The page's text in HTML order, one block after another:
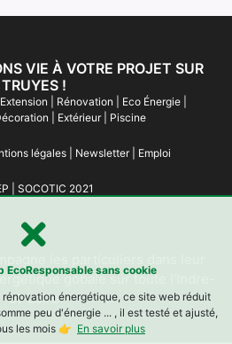
EcoResponsable sans cookie
énergétique, ce site web réduit
peu d'énergie ... , il est testé et ajusté,
les mois 👉 En savoir plus
VIE À VOTRE PROJET SUR
TRUYES !
Extension Rénovation Eco Énergie
Extérieur| Piscine
légales| Newsletter| Emploi
SOCOTIC 2021
gobale sur toute l'Indre-
et-Loire